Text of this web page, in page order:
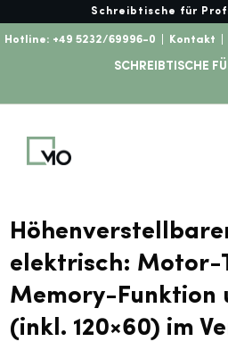
Schreibtische für
Hotline: +49 5232/69996-0 Kontakt
SCHREIBTISCHE
elektrisch: Motor-
Memory-Funktion
(inkl. 120×60) im